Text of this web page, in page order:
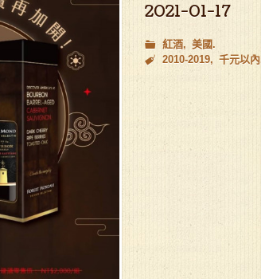
2021-01-17
紅酒
美國
2010-2019
千元以內